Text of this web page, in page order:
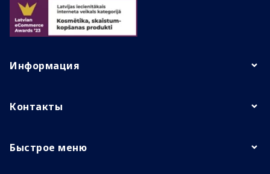
Информация
Контакты
Быстрое меню